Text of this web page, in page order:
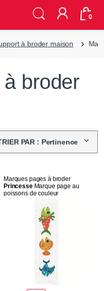
0
à broder maison
broder
PAR : Pertinence
Marques pages à broder
PrincesseMarque page au
poissons de couleur